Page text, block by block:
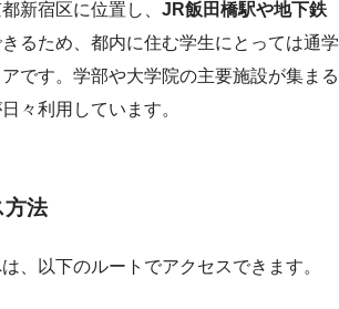
新宿区に位置し、 JR飯田橋駅や地下鉄
るため、都内に住む学生にとっては通学
です。学部や大学院の主要施設が集まる
々利用しています。
方法
、以下のルートでアクセスできます。